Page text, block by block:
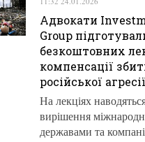
Адвокати
Group
безкоштовних
компенсації
російської агресії
На лекціях
вирішення
державами та